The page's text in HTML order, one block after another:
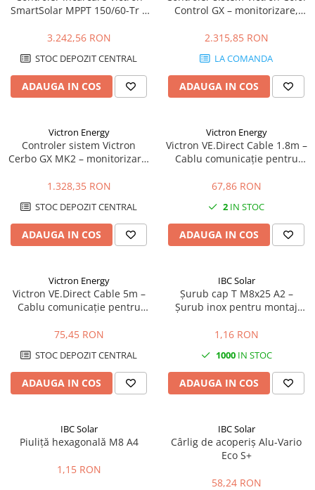
SmartSolar MPPT 150/60-Tr –
maxima
3.242,56 RON
STOC DEPOZIT CENTRAL
ADAUGA IN COS
Control GX – monitorizare,
2.315,85 RON
LA COMANDA
ADAUGA IN COS
Victron Energy
Controler sistem Victron
Cerbo GX MK2 – monitorizare,
completa
1.328,35 RON
STOC DEPOZIT CENTRAL
ADAUGA IN COS
Victron Energy
Victron VE.Direct Cable 1.8m –
Cablu comunicație pentru
metri
67,86 RON
2 IN STOC
ADAUGA IN COS
Victron Energy
Victron VE.Direct Cable 5m –
Cablu comunicație pentru
| 5 metri
75,45 RON
STOC DEPOZIT CENTRAL
ADAUGA IN COS
IBC Solar
Șurub cap T M8x25 A2 –
Șurub inox pentru montaj
A2
1,16 RON
1000IN STOC
ADAUGA IN COS
IBC Solar
Piuliță hexagonală M8 A4
1,15 RON
IBC Solar
Cârlig de acoperiș Alu-Vario
Eco S+
58,24 RON